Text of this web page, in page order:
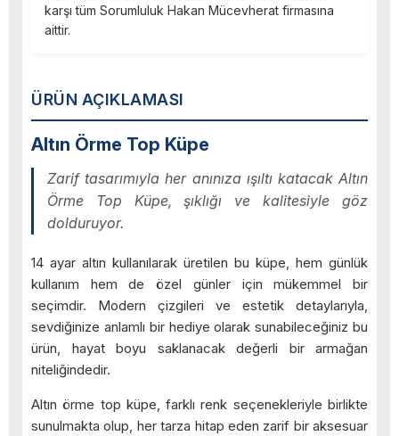
ÜRÜN AÇIKLAMASI
Altın Örme Top Küpe
Zarif tasarımıyla her anınıza ışıltı katacak Altın
Örme Top Küpe, şıklığı ve kalitesiyle göz
dolduruyor.
14 ayar altın kullanılarak üretilen bu küpe, hem günlük
kullanım hem de özel günler için mükemmel bir
seçimdir. Modern çizgileri ve estetik detaylarıyla,
sevdiğinize anlamlı bir hediye olarak sunabileceğiniz bu
ürün, hayat boyu saklanacak değerli bir armağan
niteliğindedir.
Altın örme top küpe, farklı renk seçenekleriyle birlikte
sunulmakta olup, her tarza hitap eden zarif bir aksesuar
karşı tüm Sorumluluk Hakan Mücevherat firmasına
aittir.